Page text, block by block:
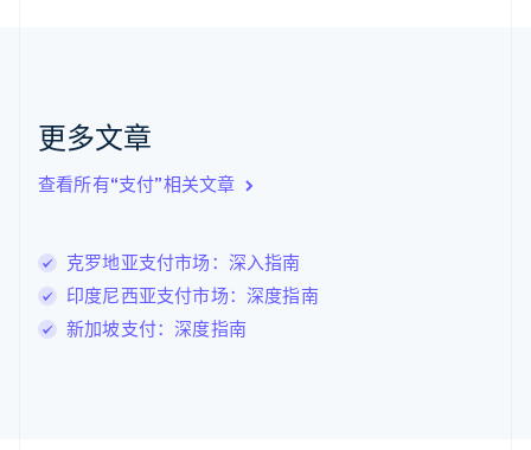
更多文章
查看所有“支付”相关文章
克罗地亚支付市场：深入指南
印度尼西亚支付市场：深度指南
新加坡支付：深度指南
English
English
卢森堡
罗马尼亚
English